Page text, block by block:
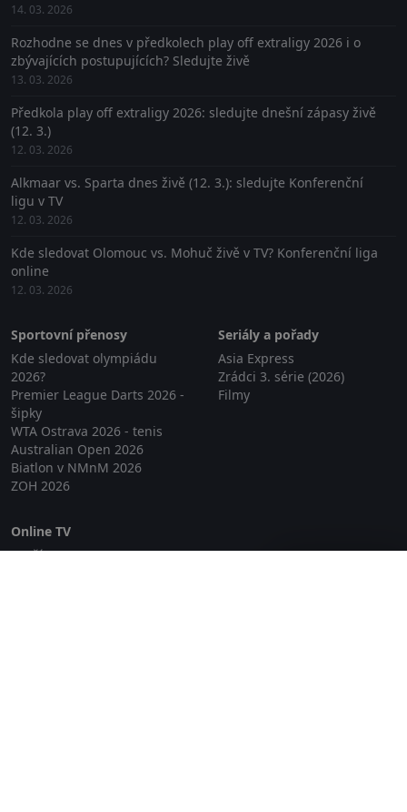
14. 03. 2026
Rozhodne se dnes v předkolech play off extraligy 2026 i o
zbývajících postupujících? Sledujte živě
13. 03. 2026
Předkola play off extraligy 2026: sledujte dnešní zápasy živě
(12. 3.)
12. 03. 2026
Alkmaar vs. Sparta dnes živě (12. 3.): sledujte Konferenční
ligu v TV
12. 03. 2026
Kde sledovat Olomouc vs. Mohuč živě v TV? Konferenční liga
online
12. 03. 2026
Sportovní přenosy
Kde sledovat olympiádu
2026?
Premier League Darts 2026 -
šipky
WTA Ostrava 2026 - tenis
Australian Open 2026
Biatlon v NMnM 2026
ZOH 2026
Seriály a pořady
Asia Express
Zrádci 3. série (2026)
Filmy
Online TV
Lepší.TV